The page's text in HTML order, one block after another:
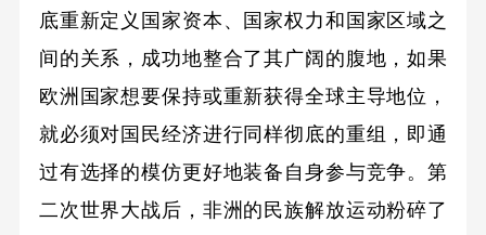
底重新定义国家资本、国家权力和国家区域之
间的关系，成功地整合了其广阔的腹地，如果
欧洲国家想要保持或重新获得全球主导地位，
就必须对国民经济进行同样彻底的重组，即通
过有选择的模仿更好地装备自身参与竞争。第
二次世界大战后，非洲的民族解放运动粉碎了